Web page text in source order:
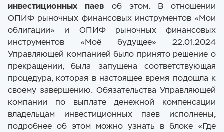
инвестиционных паев об этом. В отношении
ОПИФ рыночных финансовых инструментов «Мои
облигации» и ОПИФ рыночных финансовых
инструментов «Моё будущее» 22.01.2024
Управляющей компанией было принято решение о
прекращении, была запущена соответствующая
процедура, которая в настоящее время подошла к
своему завершению. Обязательства Управляющей
компании по выплате денежной компенсации
владельцам инвестиционных паев исполнены,
подробнее об этом можно узнать в блоке «Где